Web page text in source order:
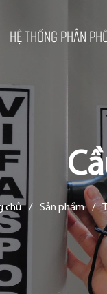
Hệ thống phân
chủ / Sản phẩm /